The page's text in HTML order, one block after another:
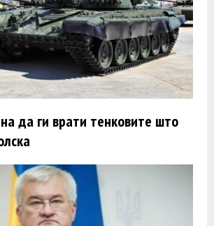
да ги врати тенковите што